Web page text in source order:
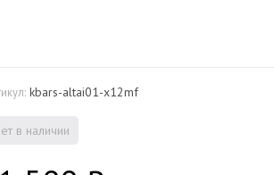
kbars-altai01-x12mf
в наличии